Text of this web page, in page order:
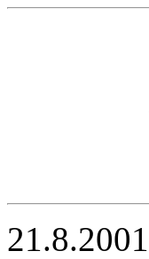
21.8.2001